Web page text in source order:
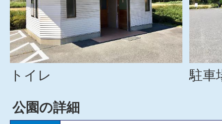
トイレ
駐車
公園の詳細